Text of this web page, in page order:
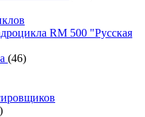
RM 500 "Русская
(46)